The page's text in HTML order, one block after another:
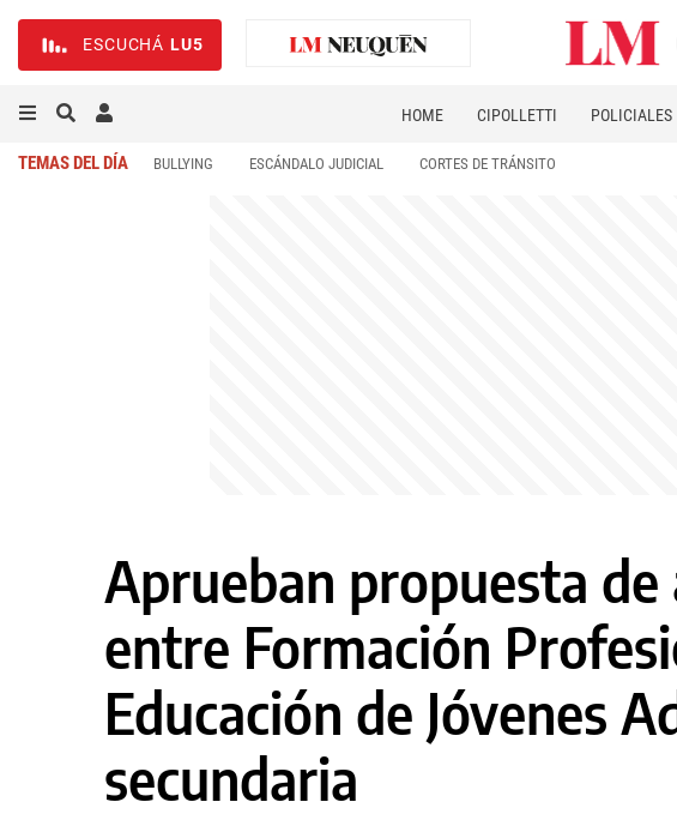
ESCUCHÁ LU5
HOME CIPOLLETTI POLICIALES
TEMAS DEL DÍA BULLYING ESCÁNDALO JUDICIAL CORTES DE TRÁNSITO
Aprueban propuesta
entre Formación
Educación de Jóvenes
secundaria